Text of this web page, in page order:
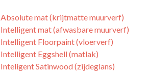
Absolute mat (krijtmatte muurverf)
Intelligent mat (afwasbare muurverf)
Intelligent Floorpaint (vloerverf)
Intelligent Eggshell (matlak)
Inteligent Satinwood (zijdeglans)